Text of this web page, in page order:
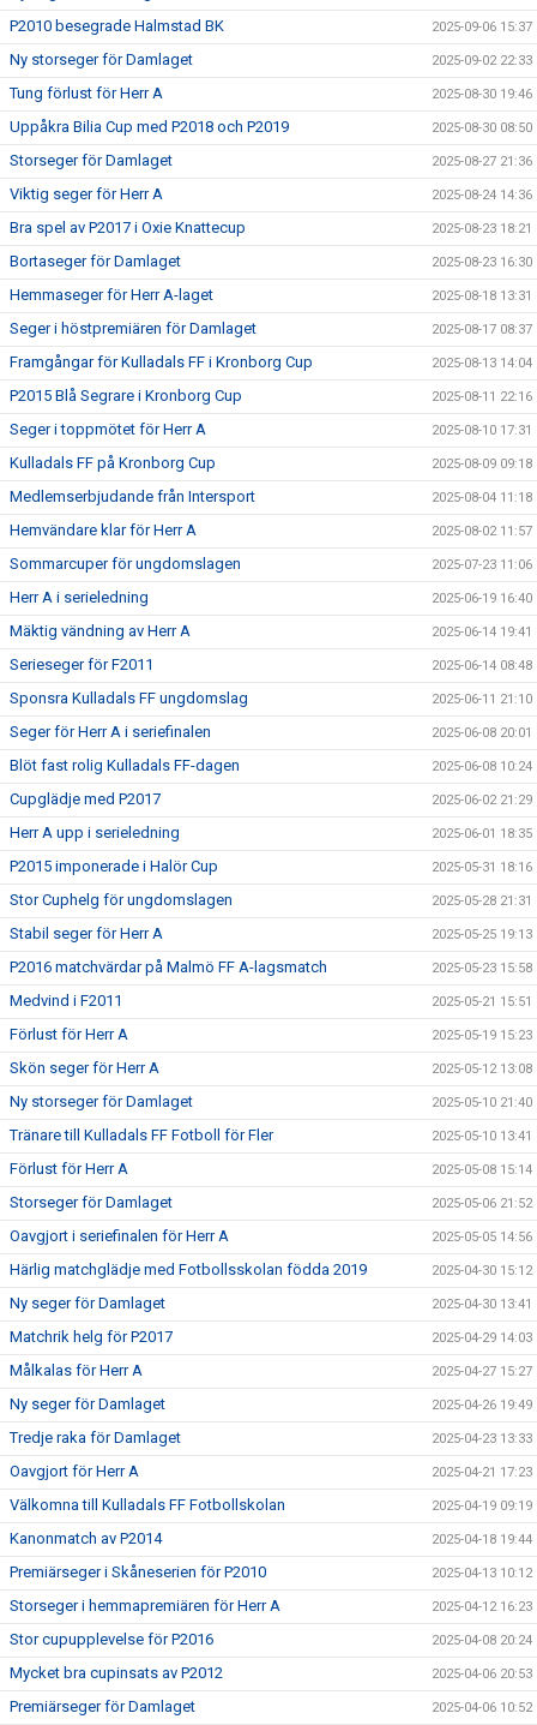
P2010 besegrade Halmstad BK 2025-09-06 15:37
Ny storseger för Damlaget 2025-09-02 22:33
Tung förlust för Herr A 2025-08-30 19:46
Uppåkra Bilia Cup med P2018 och P2019 2025-08-30 08:50
Storseger för Damlaget 2025-08-27 21:36
Viktig seger för Herr A 2025-08-24 14:36
Bra spel av P2017 i Oxie Knattecup 2025-08-23 18:21
Bortaseger för Damlaget 2025-08-23 16:30
Hemmaseger för Herr A-laget 2025-08-18 13:31
Seger i höstpremiären för Damlaget 2025-08-17 08:37
Framgångar för Kulladals FF i Kronborg Cup 2025-08-13 14:04
P2015 Blå Segrare i Kronborg Cup 2025-08-11 22:16
Seger i toppmötet för Herr A 2025-08-10 17:31
Kulladals FF på Kronborg Cup 2025-08-09 09:18
Medlemserbjudande från Intersport 2025-08-04 11:18
Hemvändare klar för Herr A 2025-08-02 11:57
Sommarcuper för ungdomslagen 2025-07-23 11:06
Herr A i serieledning 2025-06-19 16:40
Mäktig vändning av Herr A 2025-06-14 19:41
Serieseger för F2011 2025-06-14 08:48
Sponsra Kulladals FF ungdomslag 2025-06-11 21:10
Seger för Herr A i seriefinalen 2025-06-08 20:01
Blöt fast rolig Kulladals FF-dagen 2025-06-08 10:24
Cupglädje med P2017 2025-06-02 21:29
Herr A upp i serieledning 2025-06-01 18:35
P2015 imponerade i Halör Cup 2025-05-31 18:16
Stor Cuphelg för ungdomslagen 2025-05-28 21:31
Stabil seger för Herr A 2025-05-25 19:13
P2016 matchvärdar på Malmö FF A-lagsmatch 2025-05-23 15:58
Medvind i F2011 2025-05-21 15:51
Förlust för Herr A 2025-05-19 15:23
Skön seger för Herr A 2025-05-12 13:08
Ny storseger för Damlaget 2025-05-10 21:40
Tränare till Kulladals FF Fotboll för Fler 2025-05-10 13:41
Förlust för Herr A 2025-05-08 15:14
Storseger för Damlaget 2025-05-06 21:52
Oavgjort i seriefinalen för Herr A 2025-05-05 14:56
Härlig matchglädje med Fotbollsskolan födda 2019 2025-04-30 15:12
Ny seger för Damlaget 2025-04-30 13:41
Matchrik helg för P2017 2025-04-29 14:03
Målkalas för Herr A 2025-04-27 15:27
Ny seger för Damlaget 2025-04-26 19:49
Tredje raka för Damlaget 2025-04-23 13:33
Oavgjort för Herr A 2025-04-21 17:23
Välkomna till Kulladals FF Fotbollskolan 2025-04-19 09:19
Kanonmatch av P2014 2025-04-18 19:44
Premiärseger i Skåneserien för P2010 2025-04-13 10:12
Storseger i hemmapremiären för Herr A 2025-04-12 16:23
Stor cupupplevelse för P2016 2025-04-08 20:24
Mycket bra cupinsats av P2012 2025-04-06 20:53
Premiärseger för Damlaget 2025-04-06 10:52